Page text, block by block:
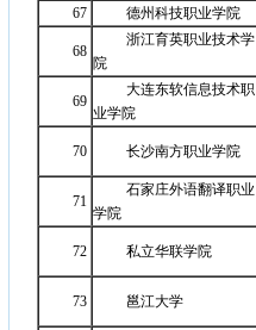
67
德州科技职业学院
68
浙江育英职业技术学
院
69
大连东软信息技术职
业学院
70 长沙南方职业学院
71
石家庄外语翻译职业
学院
72 私立华联学院
73 邕江大学